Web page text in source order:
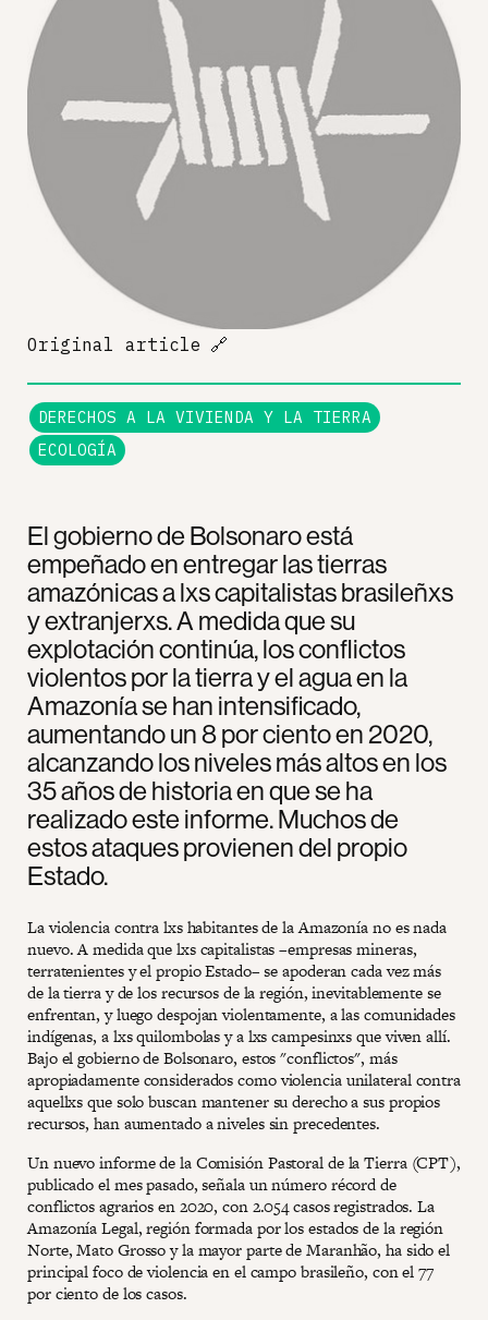
El gobierno de Bolsonaro está
empeñado en entregar las tierras
amazónicas a lxs capitalistas brasileñxs
y extranjerxs. A medida que su
explotación continúa, los conflictos
violentos por la tierra y el agua en la
Amazonía se han intensificado,
aumentando un 8 por ciento en 2020,
alcanzando los niveles más altos en los
35 años de historia en que se ha
realizado este informe. Muchos de
estos ataques provienen del propio
Estado.
La violencia contra lxs habitantes de la Amazonía no es nada
nuevo. A medida que lxs capitalistas –empresas mineras,
terratenientes y el propio Estado– se apoderan cada vez más
de la tierra y de los recursos de la región, inevitablemente se
enfrentan, y luego despojan violentamente, a las comunidades
indígenas, a lxs quilombolas y a lxs campesinxs que viven allí.
Bajo el gobierno de Bolsonaro, estos "conflictos", más
apropiadamente considerados como violencia unilateral contra
aquellxs que solo buscan mantener su derecho a sus propios
recursos, han aumentado a niveles sin precedentes.
Un nuevo informe de la Comisión Pastoral de la Tierra (CPT),
publicado el mes pasado, señala un número récord de
conflictos agrarios en 2020, con 2.054 casos registrados. La
Amazonía Legal, región formada por los estados de la región
Norte, Mato Grosso y la mayor parte de Maranhão, ha sido el
principal foco de violencia en el campo brasileño, con el 77
por ciento de los casos.
Original article 🔗
DERECHOS A LA VIVIENDA Y LA TIERRA
ECOLOGÍA